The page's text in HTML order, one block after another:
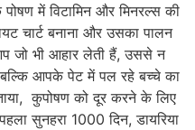
में विटामिन और मिनरल्स की
चार्ट बनाना और उसका पालन
जो भी आहार लेती हैं, उससे न
आपके पेट में पल रहे बच्चे का
कुपोषण को दूर करने के लिए
सुनहरा 1000 दिन, डायरिया